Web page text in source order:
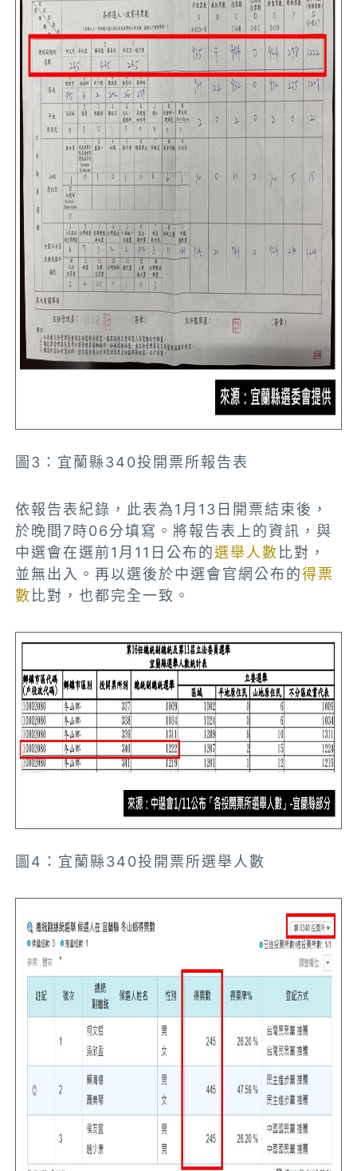
圖3：宜蘭縣340投開票所報告表
依報告表紀錄，此表為1月13日開票結束後，
於晚間7時06分填寫。將報告表上的資訊，與
中選會在選前1月11日公布的選舉人數 比對，
並無出入。再以選後於中選會官網公布的得票
數 比對，也都完全一致。
圖4：宜蘭縣340投開票所選舉人數